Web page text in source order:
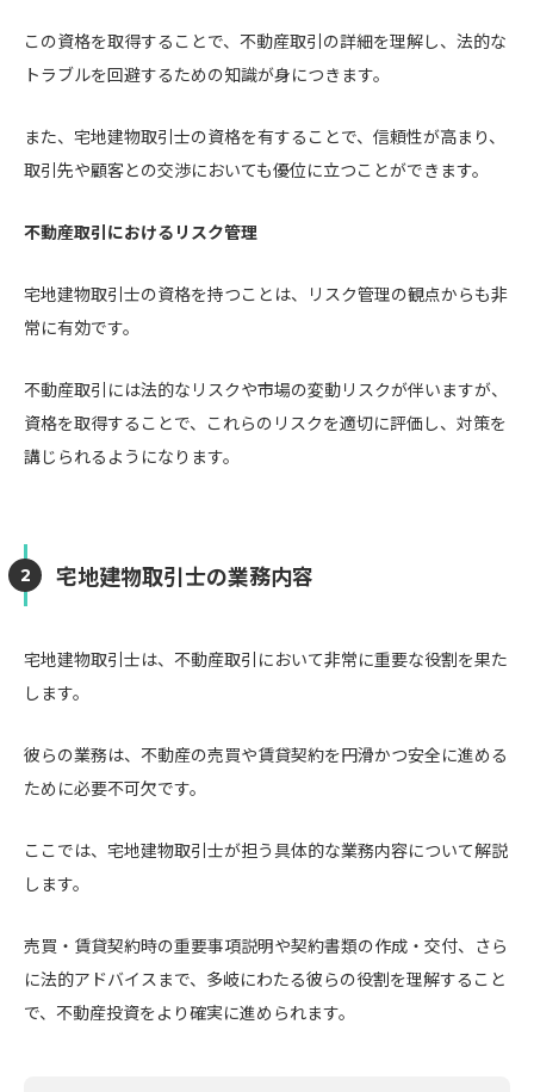
この資格を取得することで、不動産取引の詳細を理解し、法的な
トラブルを回避するための知識が身につきます。
また、宅地建物取引士の資格を有することで、信頼性が高まり、
取引先や顧客との交渉においても優位に立つことができます。
不動産取引におけるリスク管理
宅地建物取引士の資格を持つことは、リスク管理の観点からも非
常に有効です。
不動産取引には法的なリスクや市場の変動リスクが伴いますが、
資格を取得することで、これらのリスクを適切に評価し、対策を
講じられるようになります。
宅地建物取引士の業務内容
宅地建物取引士は、不動産取引において非常に重要な役割を果た
します。
彼らの業務は、不動産の売買や賃貸契約を円滑かつ安全に進める
ために必要不可欠です。
ここでは、宅地建物取引士が担う具体的な業務内容について解説
します。
売買・賃貸契約時の重要事項説明や契約書類の作成・交付、さら
に法的アドバイスまで、多岐にわたる彼らの役割を理解すること
で、不動産投資をより確実に進められます。